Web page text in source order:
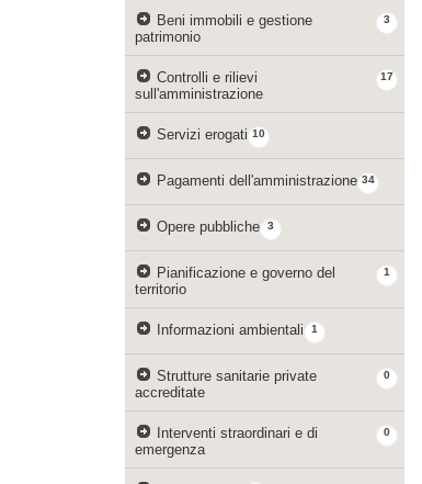
3
Beni immobili e gestione
patrimonio
17
Controlli e rilievi
sull'amministrazione
10
Servizi erogati
34
Pagamenti dell'amministrazione
3
Opere pubbliche
1
Pianificazione e governo del
territorio
1
Informazioni ambientali
0
Strutture sanitarie private
accreditate
0
Interventi straordinari e di
emergenza